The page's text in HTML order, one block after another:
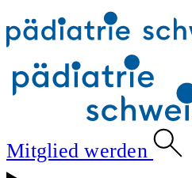
Mitglied werden